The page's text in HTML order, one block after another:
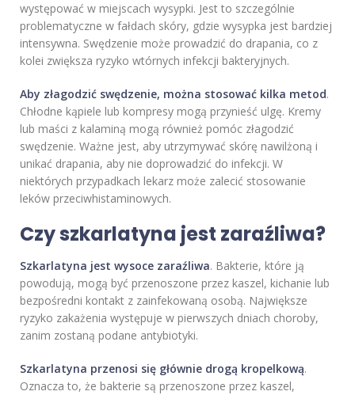
występować w miejscach wysypki. Jest to szczególnie
problematyczne w fałdach skóry, gdzie wysypka jest bardziej
intensywna. Swędzenie może prowadzić do drapania, co z
kolei zwiększa ryzyko wtórnych infekcji bakteryjnych.
Aby złagodzić swędzenie, można stosować kilka metod.
Chłodne kąpiele lub kompresy mogą przynieść ulgę. Kremy
lub maści z kalaminą mogą również pomóc złagodzić
swędzenie. Ważne jest, aby utrzymywać skórę nawilżoną i
unikać drapania, aby nie doprowadzić do infekcji. W
niektórych przypadkach lekarz może zalecić stosowanie
leków przeciwhistaminowych.
Czy szkarlatyna jest zaraźliwa?
Szkarlatyna jest wysoce zaraźliwa. Bakterie, które ją
powodują, mogą być przenoszone przez kaszel, kichanie lub
bezpośredni kontakt z zainfekowaną osobą. Największe
ryzyko zakażenia występuje w pierwszych dniach choroby,
zanim zostaną podane antybiotyki.
Szkarlatyna przenosi się głównie drogą kropelkową.
Oznacza to, że bakterie są przenoszone przez kaszel,